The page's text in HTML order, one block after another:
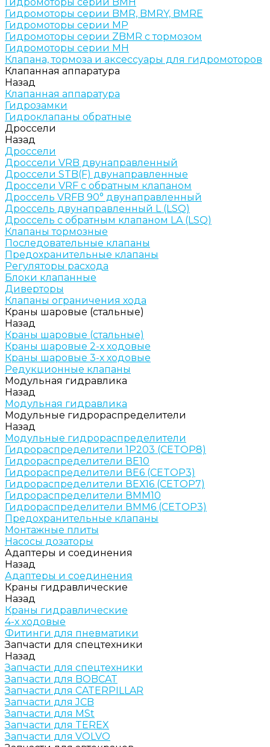
Гидромоторы серии BМR, BMRY, BМRE
Гидромоторы серии MP
Гидромоторы серии ZBMR с тормозом
Гидромоторы серии МH
Клапана, тормоза и аксессуары для гидромоторов
Клапанная аппаратура
Назад
Клапанная аппаратура
Гидрозамки
Гидроклапаны обратные
Дроссели
Назад
Дроссели
Дроссели VRB двунаправленный
Дроссели STB(F) двунаправленные
Дроссели VRF с обратным клапаном
Дроссель VRFB 90° двунаправленный
Дроссель двунаправленный L (LSQ)
Дроссель с обратным клапаном LA (LSQ)
Клапаны тормозные
Последовательные клапаны
Предохранительные клапаны
Регуляторы расхода
Блоки клапанные
Диверторы
Клапаны ограничения хода
Краны шаровые (стальные)
Назад
Краны шаровые (стальные)
Краны шаровые 2-х ходовые
Краны шаровые 3-х ходовые
Редукционные клапаны
Модульная гидравлика
Назад
Модульная гидравлика
Модульные гидрораспределители
Назад
Модульные гидрораспределители
Гидрораспределители 1Р203 (CETOP8)
Гидрораспределители ВЕ10
Гидрораспределители ВЕ6 (CETOP3)
Гидрораспределители ВЕХ16 (CETOP7)
Гидрораспределители ВММ10
Гидрораспределители ВММ6 (CETOP3)
Предохранительные клапаны
Монтажные плиты
Насосы дозаторы
Адаптеры и соединения
Назад
Адаптеры и соединения
Краны гидравлические
Назад
Краны гидравлические
4-х ходовые
Фитинги для пневматики
Запчасти для спецтехники
Назад
Запчасти для спецтехники
Запчасти для BOBCAT
Запчасти для CATERPILLAR
Запчасти для JCB
Запчасти для MSt
Запчасти для TEREX
Запчасти для VOLVO